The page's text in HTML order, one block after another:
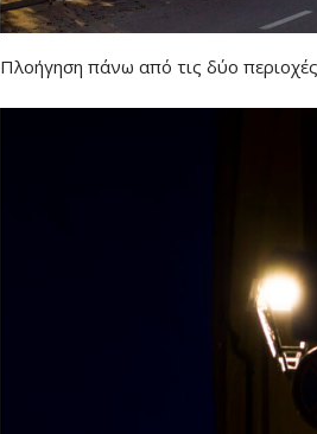
Πλοήγηση πάνω από τις δύο